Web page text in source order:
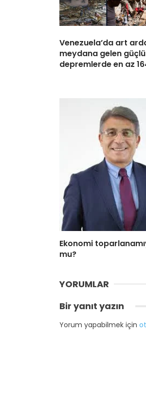
Venezuela’da art
meydana gelen
depremlerde en az
Ekonomi
mu?
YORUMLAR
Bir yanıt yazın
Yorum yapabilmek için